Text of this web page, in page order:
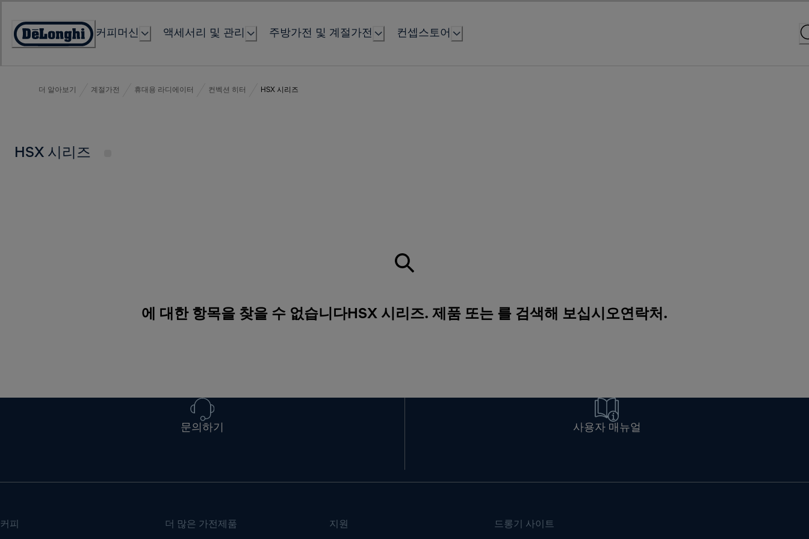
Content
Accessibility
커피머신 액세서리 및 관리 주방가전 및 계절가전 컨셉스토어
더 알아보기 계절가전 휴대용 라디에이터 컨벡션 히터 HSX 시리즈
HSX 시리즈
에 대한 항목을 찾을 수 없습니다HSX 시리즈. 제품 또는 를 검색해 보십시오연락처 .
문의하기 사용자 매뉴얼
커피 더 많은 가전제품 지원 드롱기 사이트